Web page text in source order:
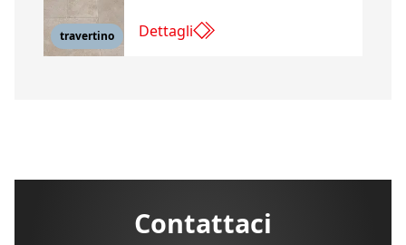
travertino Dettagli
Contattaci